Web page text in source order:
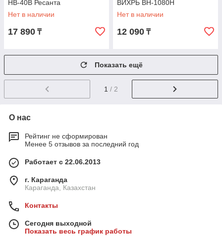
НВ-40В Ресанта
Нет в наличии
17 890 ₸
ВИХРЬ ВН-1080Н
Нет в наличии
12 090 ₸
Показать ещё
1 / 2
О нас
Рейтинг не сформирован
Менее 5 отзывов за последний год
Работает с 22.06.2013
г. Караганда
Караганда, Казахстан
Контакты
Сегодня выходной
Показать весь график работы